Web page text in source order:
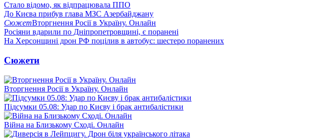
Стало відомо, як відпрацювала ППО
До Києва прибув глава МЗС Азербайджану
СюжетВторгнення Росії в Україну. Онлайн
Росіяни вдарили по Дніпропетровщині, є поранені
На Херсонщині дрон РФ поцілив в автобус: шестеро поранених
Сюжети
Вторгнення Росії в Україну. Онлайн
Підсумки 05.08: Удар по Києву і брак антибалістики
Війна на Близькому Сході. Онлайн